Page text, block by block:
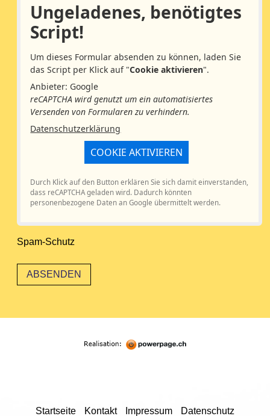
Ungeladenes, benötigtes
Script!
Um dieses Formular absenden zu können, laden Sie
das Script per Klick auf "Cookie aktivieren".
Anbieter: Google
reCAPTCHA wird genutzt um ein automatisiertes
Versenden von Formularen zu verhindern.
Datenschutzerklärung
COOKIE AKTIVIEREN
Durch Klick auf den Button erklären Sie sich damit einverstanden,
dass reCAPTCHA geladen wird. Dadurch könnten
personenbezogene Daten an Google übermittelt werden.
Spam-Schutz
Startseite Kontakt Impressum Datenschutz